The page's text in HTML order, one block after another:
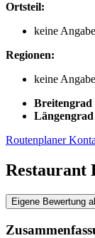
Ortsteil:
keine Angabe
Regionen:
keine Angabe
Breitengrad
Längengrad
Routenplaner
Restaurant
Eigene Bewertung